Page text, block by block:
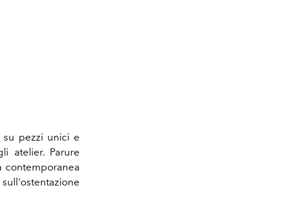
su pezzi unici e
atelier. Parure
contemporanea